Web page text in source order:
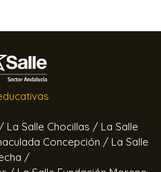
La Salle Chocillas / La Salle
Concepción / La Salle
/